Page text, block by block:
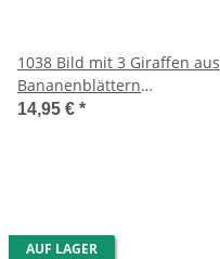
1038 Bild mit 3 Giraffen aus
Bananenblättern
handgefertigt 20 x 40 cm
14,95 € *
AUF LAGER